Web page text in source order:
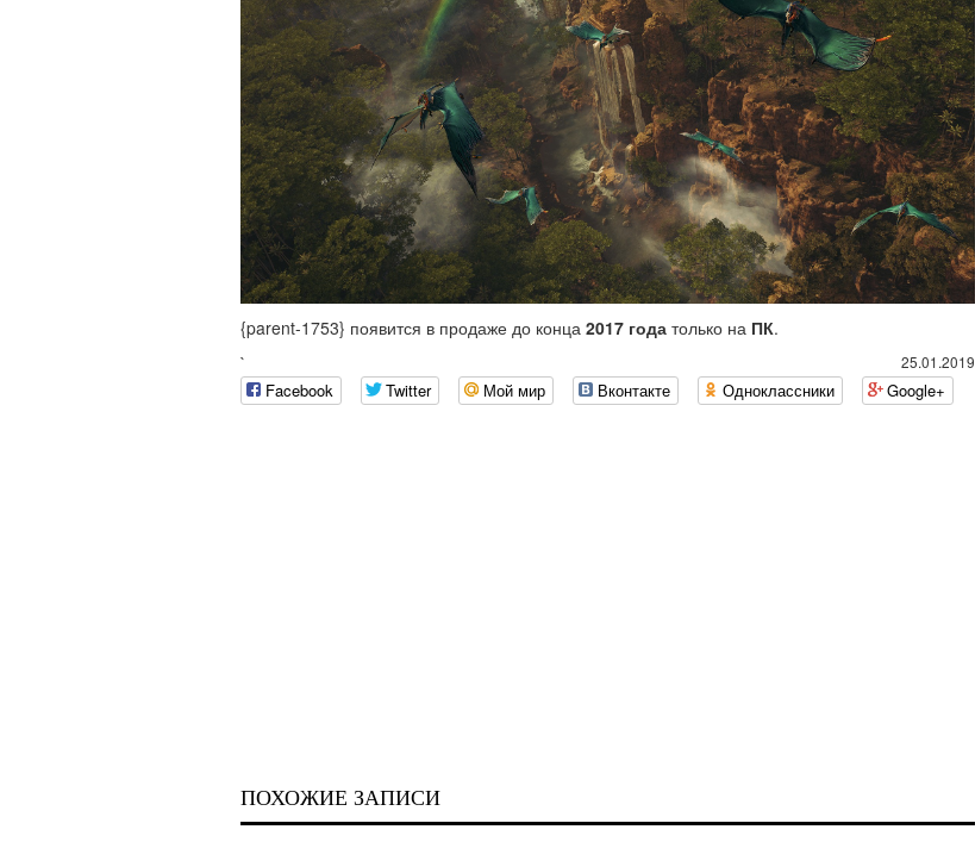
{parent-1753} появится в продаже до конца 2017 года только на ПК.
25.01.2019
`
Facebook Twitter Мой мир Вконтакте Одноклассники Google+
ПОХОЖИЕ ЗАПИСИ